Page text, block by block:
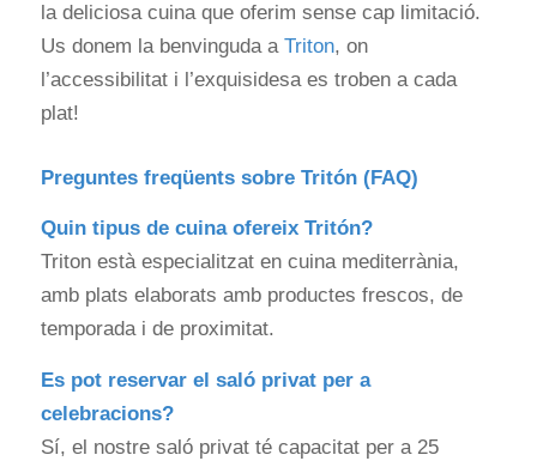
la deliciosa cuina que oferim sense cap limitació.
Us donem la benvinguda a Triton, on
l’accessibilitat i l’exquisidesa es troben a cada
plat!
Preguntes freqüents sobre Tritón (FAQ)
Quin tipus de cuina ofereix Tritón?
Triton està especialitzat en cuina mediterrània,
amb plats elaborats amb productes frescos, de
temporada i de proximitat.
Es pot reservar el saló privat per a
celebracions?
Sí, el nostre saló privat té capacitat per a 25